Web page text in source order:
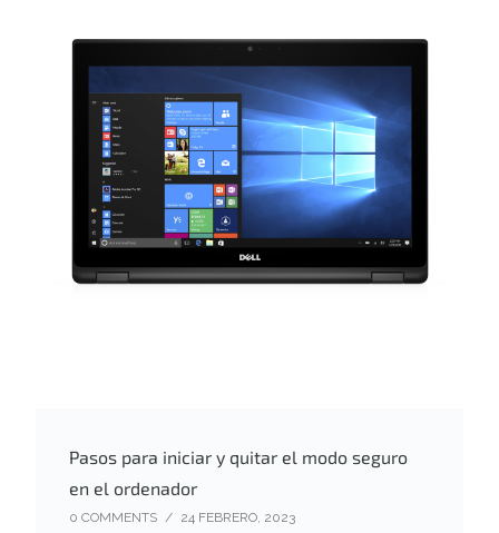
Pasos para iniciar y quitar el modo seguro
en el ordenador
0 COMMENTS / 24 FEBRERO, 2023